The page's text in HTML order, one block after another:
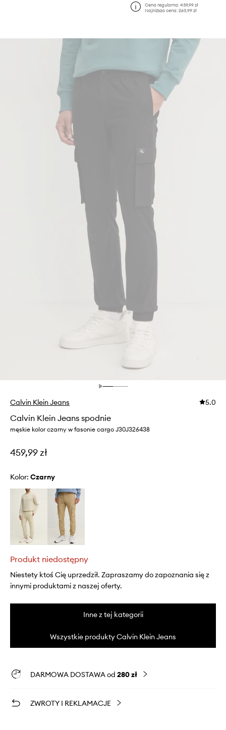
Cena regularna: 439,99 zł
Najniższa cena: 263,99 zł
Calvin Klein Jeans 5.0
Calvin Klein Jeans spodnie
męskie kolor czarny w fasonie cargo J30J326438
459,99 zł
Kolor: czarny
Produkt niedostępny
Niestety ktoś Cię uprzedził. Zapraszamy do zapoznania się z
innymi produktami z naszej oferty.
Inne z tej kategorii
Wszystkie produkty Calvin Klein Jeans
DARMOWA DOSTAWA od 280 zł
ZWROTY I REKLAMACJE